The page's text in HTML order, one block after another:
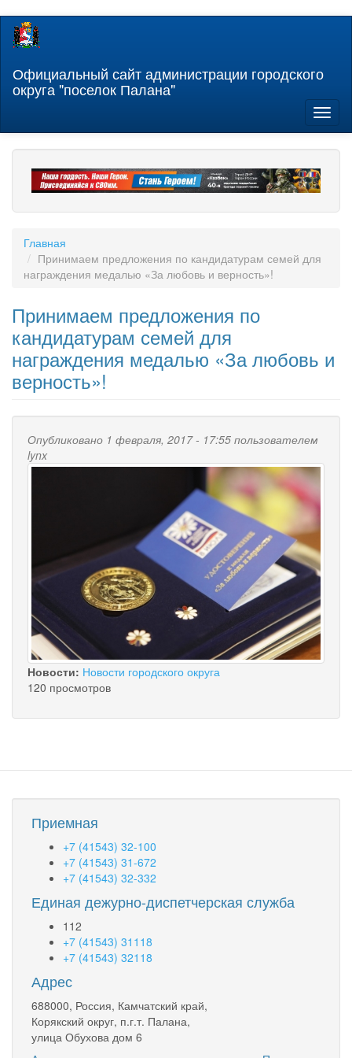
Перейти
содержанию
Официальный сайт администрации городского
округа "поселок Палана"
Главная
Принимаем предложения по кандидатурам семей для
награждения медалью «За любовь и верность»!
Принимаем предложения по
кандидатурам семей для
награждения медалью «За любовь и
верность»!
Опубликовано 1 февраля, 2017 - 17:55 пользователем
lynx
Новости: Новости городского округа
120 просмотров
Приемная
+7 (41543) 32-100
+7 (41543) 31-672
+7 (41543) 32-332
Единая дежурно-диспетчерская служба
112
+7 (41543) 31118
+7 (41543) 32118
Адрес
688000, Россия, Камчатский край,
Корякский округ, п.г.т. Палана,
улица Обухова дом 6